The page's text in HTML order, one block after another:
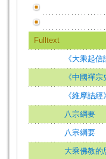
Fulltext
《大乘起
《中國禪
《維摩詰
八宗綱要
八宗綱要
大乘佛教的